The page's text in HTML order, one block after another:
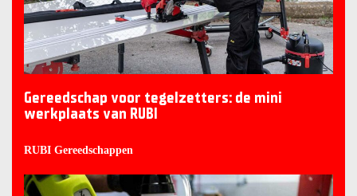
Gereedschap voor tegelzetters: de mini
werkplaats van RUBI
RUBI Gereedschappen